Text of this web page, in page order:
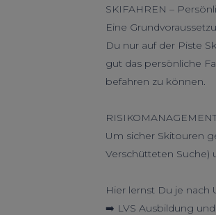
SKIFAHREN –
Eine
Du nur auf der Piste
gut das persönliche
befahren zu können.
Um sicher Skitouren
Verschütteten Suche)
Hier lernst Du je nach
➡️ LVS Ausbildung